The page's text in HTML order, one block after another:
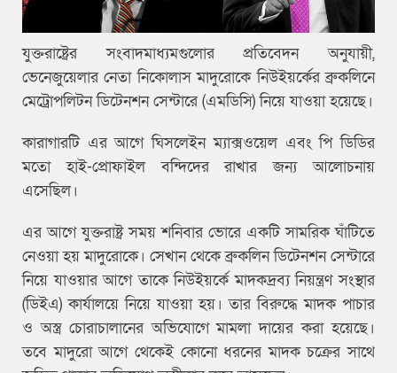
যুক্তরাষ্ট্রের সংবাদমাধ্যমগুলোর প্রতিবেদন অনুযায়ী,
ভেনেজুয়েলার নেতা নিকোলাস মাদুরোকে নিউইয়র্কের ব্রুকলিনে
মেট্রোপলিটন ডিটেনশন সেন্টারে (এমডিসি) নিয়ে যাওয়া হয়েছে।
কারাগারটি এর আগে ঘিসলেইন ম্যাক্সওয়েল এবং পি ডিডির
মতো হাই-প্রোফাইল বন্দিদের রাখার জন্য আলোচনায়
এসেছিল।
এর আগে যুক্তরাষ্ট্র সময় শনিবার ভোরে একটি সামরিক ঘাঁটিতে
নেওয়া হয় মাদুরোকে। সেখান থেকে ব্রুকলিন ডিটেনশন সেন্টারে
নিয়ে যাওয়ার আগে তাকে নিউইয়র্কে মাদকদ্রব্য নিয়ন্ত্রণ সংস্থার
(ডিইএ) কার্যালয়ে নিয়ে যাওয়া হয়। তার বিরুদ্ধে মাদক পাচার
ও অস্ত্র চোরাচালানের অভিযোগে মামলা দায়ের করা হয়েছে।
তবে মাদুরো আগে থেকেই কোনো ধরনের মাদক চক্রের সাথে